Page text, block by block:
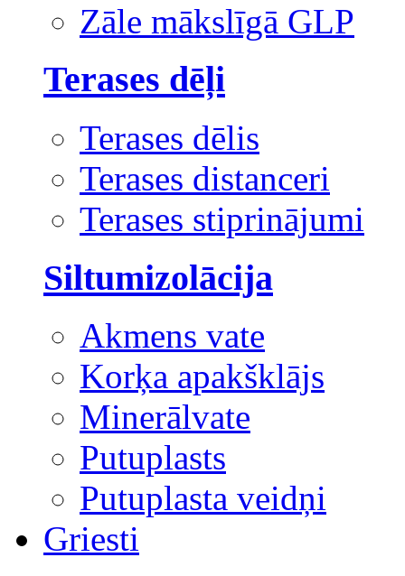
Zāle mākslīgā GLP
Terases dēļi
Terases dēlis
Terases distanceri
Terases stiprinājumi
Siltumizolācija
Akmens vate
Korķa apakšklājs
Minerālvate
Putuplasts
Putuplasta veidņi
Griesti